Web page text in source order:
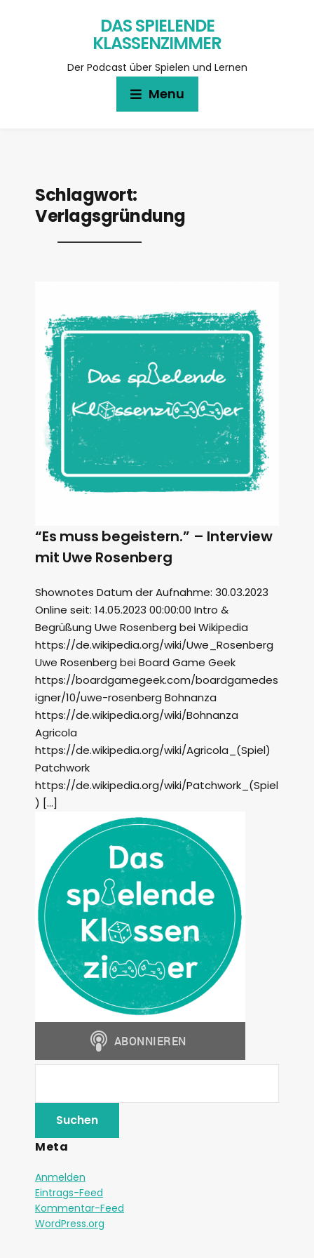
DAS SPIELENDE
KLASSENZIMMER
Der Podcast über Spielen und Lernen
Menu
Schlagwort:
Verlagsgründung
“Es muss begeistern.” – Interview
mit Uwe Rosenberg
Shownotes Datum der Aufnahme: 30.03.2023
Online seit: 14.05.2023 00:00:00 Intro &
Begrüßung Uwe Rosenberg bei Wikipedia
https://de.wikipedia.org/wiki/Uwe_Rosenberg
Uwe Rosenberg bei Board Game Geek
https://boardgamegeek.com/boardgamedes
igner/10/uwe-rosenberg Bohnanza
https://de.wikipedia.org/wiki/Bohnanza
Agricola
https://de.wikipedia.org/wiki/Agricola_(Spiel)
Patchwork
https://de.wikipedia.org/wiki/Patchwork_(Spiel
) […]
Meta
Anmelden
Eintrags-Feed
Kommentar-Feed
WordPress.org